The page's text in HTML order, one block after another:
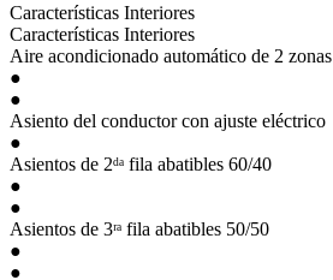
Características Interiores
Características Interiores
Aire acondicionado automático de 2 zonas
●
●
Asiento del conductor con ajuste eléctrico
●
Asientos de 2ᵈᵃ fila abatibles 60/40
●
●
Asientos de 3ʳᵃ fila abatibles 50/50
●
●